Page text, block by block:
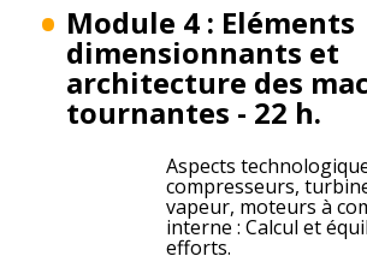
Module 4 : Eléments
dimensionnants et
architecture des
tournantes - 22 h.
Aspects
compresseurs,
vapeur, moteurs à
interne : Calcul et
efforts.